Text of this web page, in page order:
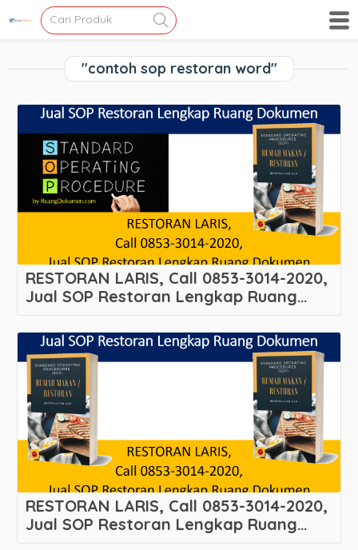
"contoh sop restoran word"
RESTORAN LARIS, Call 0853-3014-2020,
Jual SOP Restoran Lengkap Ruang
Melayani Darmo – Wonokromo – Kota
Surabaya
RESTORAN LARIS, Call 0853-3014-2020,
Jual SOP Restoran Lengkap Ruang